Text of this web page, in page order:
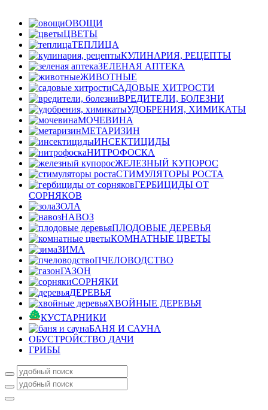
ОВОЩИ
ЦВЕТЫ
ТЕПЛИЦА
КУЛИНАРИЯ, РЕЦЕПТЫ
ЗЕЛЕНАЯ АПТЕКА
ЖИВОТНЫЕ
САДОВЫЕ ХИТРОСТИ
ВРЕДИТЕЛИ, БОЛЕЗНИ
УДОБРЕНИЯ, ХИМИКАТЫ
МОЧЕВИНА
МЕТАРИЗИН
ИНСЕКТИЦИДЫ
НИТРОФОСКА
ЖЕЛЕЗНЫЙ КУПОРОС
СТИМУЛЯТОРЫ РОСТА
ГЕРБИЦИДЫ ОТ
СОРНЯКОВ
ЗОЛА
НАВОЗ
ПЛОДОВЫЕ ДЕРЕВЬЯ
КОМНАТНЫЕ ЦВЕТЫ
ЗИМА
ПЧЕЛОВОДСТВО
ГАЗОН
СОРНЯКИ
ДЕРЕВЬЯ
ХВОЙНЫЕ ДЕРЕВЬЯ
КУСТАРНИКИ
БАНЯ И САУНА
ОБУСТРОЙСТВО ДАЧИ
ГРИБЫ